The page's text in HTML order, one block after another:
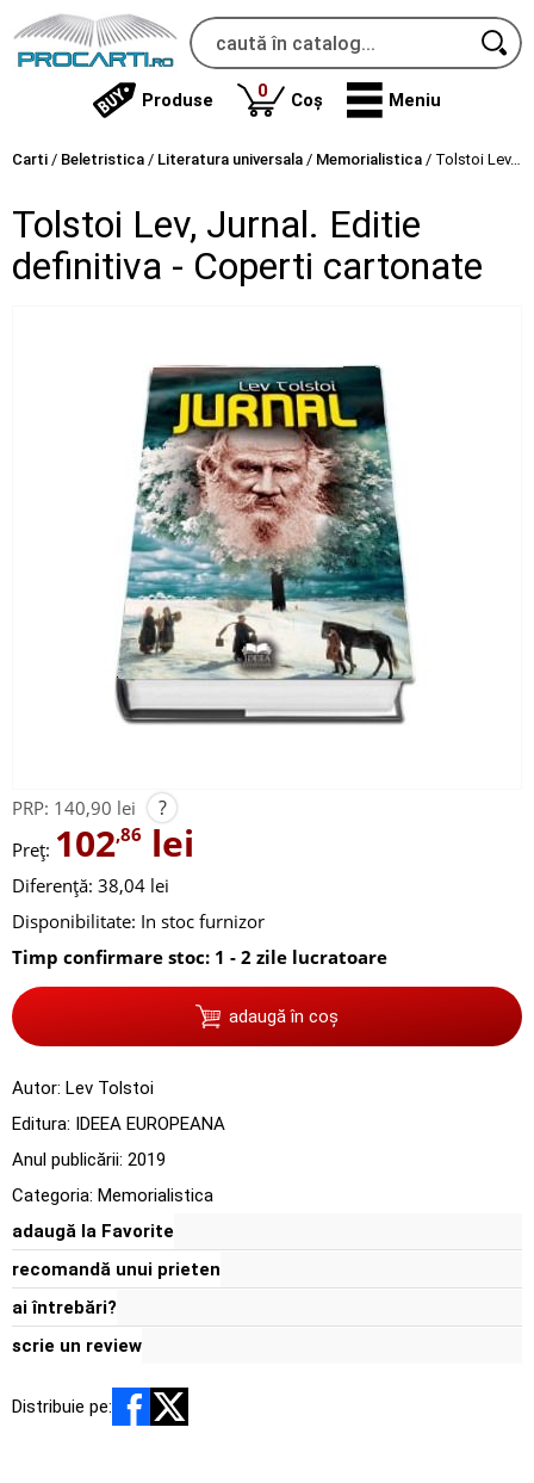
Produse 0produse
Coș Meniu
Carti / Beletristica / Literatura universala / Memorialistica / Tolstoi Lev, Jurnal. Editie definitiva - Coperti cartonate
Tolstoi Lev, Jurnal. Editie
definitiva - Coperti cartonate
PRP: 140,90 lei ?
Preț: 102,86 lei
Diferență: 38,04 lei
Disponibilitate: In stoc furnizor
Timp confirmare stoc: 1 - 2 zile lucratoare
adaugă în coș
Autor: Lev Tolstoi
Editura: IDEEA EUROPEANA
Anul publicării: 2019
Categoria: Memorialistica
adaugă la Favorite
recomandă unui prieten
ai întrebări?
scrie un review
Distribuie pe: